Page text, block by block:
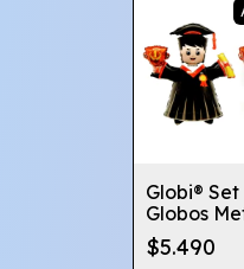
Globi® Set
Globos
Niña
$5.490